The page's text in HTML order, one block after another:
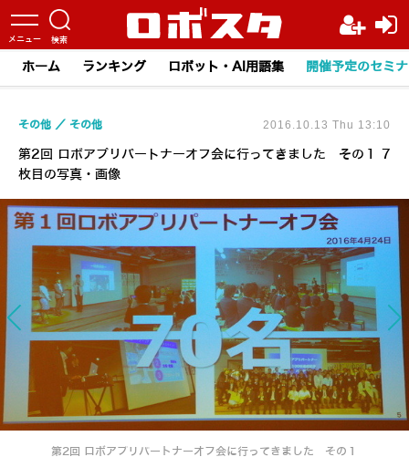
ホーム ランキング ロボット・AI用語集 開催予定のセミ
第2回 ロボアプリパートナーオフ会に行ってきました その１ 7
枚目の写真・画像
その他 その他 2016.10.13 Thu 13:10
第2回 ロボアプリパートナーオフ会に行ってきました その１